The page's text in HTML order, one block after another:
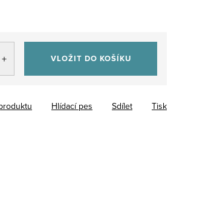
VLOŽIT DO KOŠÍKU
Tisk
Hlídací pes Sdílet